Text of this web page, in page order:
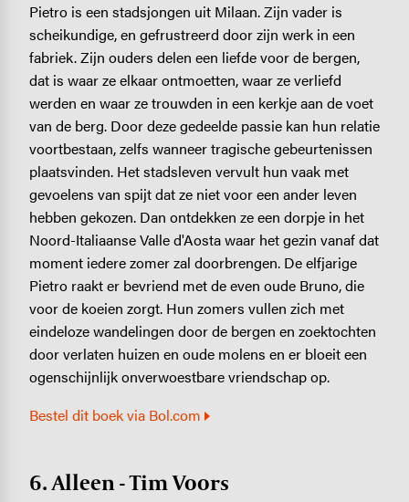
Pietro is een stadsjongen uit Milaan. Zijn vader is
scheikundige, en gefrustreerd door zijn werk in een
fabriek. Zijn ouders delen een liefde voor de bergen,
dat is waar ze elkaar ontmoetten, waar ze verliefd
werden en waar ze trouwden in een kerkje aan de voet
van de berg. Door deze gedeelde passie kan hun relatie
voortbestaan, zelfs wanneer tragische gebeurtenissen
plaatsvinden. Het stadsleven vervult hun vaak met
gevoelens van spijt dat ze niet voor een ander leven
hebben gekozen. Dan ontdekken ze een dorpje in het
Noord-Italiaanse Valle d'Aosta waar het gezin vanaf dat
moment iedere zomer zal doorbrengen. De elfjarige
Pietro raakt er bevriend met de even oude Bruno, die
voor de koeien zorgt. Hun zomers vullen zich met
eindeloze wandelingen door de bergen en zoektochten
door verlaten huizen en oude molens en er bloeit een
ogenschijnlijk onverwoestbare vriendschap op.
Bestel dit boek via Bol.com
6. Alleen - Tim Voors